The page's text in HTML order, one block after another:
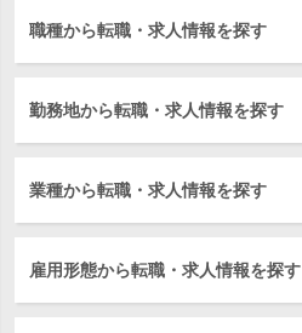
職種から転職・求人情報を探す
勤務地から転職・求人情報を探す
業種から転職・求人情報を探す
雇用形態から転職・求人情報を探す